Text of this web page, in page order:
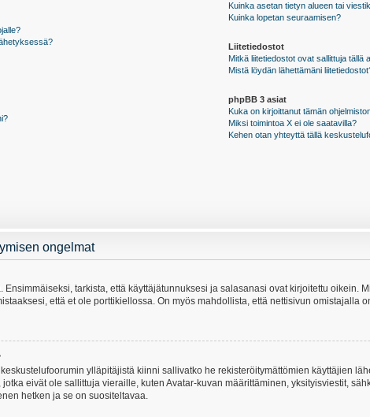
Kuinka asetan tietyn alueen tai
Kuinka lopetan seuraamisen?
Liitetiedostot
Mitkä liitetiedostot ovat sallittuja tällä
Mistä löydän lähettämäni
phpBB 3 asiat
Kuka on kirjoittanut tämän
Miksi toimintoa X ei ole saatavilla?
Kehen otan yhteyttä tällä
ongelmat
Ensimmäiseksi, tarkista, että käyttäjätunnuksesi ja salasanasi ovat kirjoitettu oikein.
että et ole porttikiellossa. On myös mahdollista, että nettisivun omistajalla
ylläpitäjistä kiinni sallivatko he rekisteröitymättömien käyttäjien
eivät ole sallittuja vieraille, kuten Avatar-kuvan määrittäminen, yksityisviestit,
hetken ja se on suositeltavaa.